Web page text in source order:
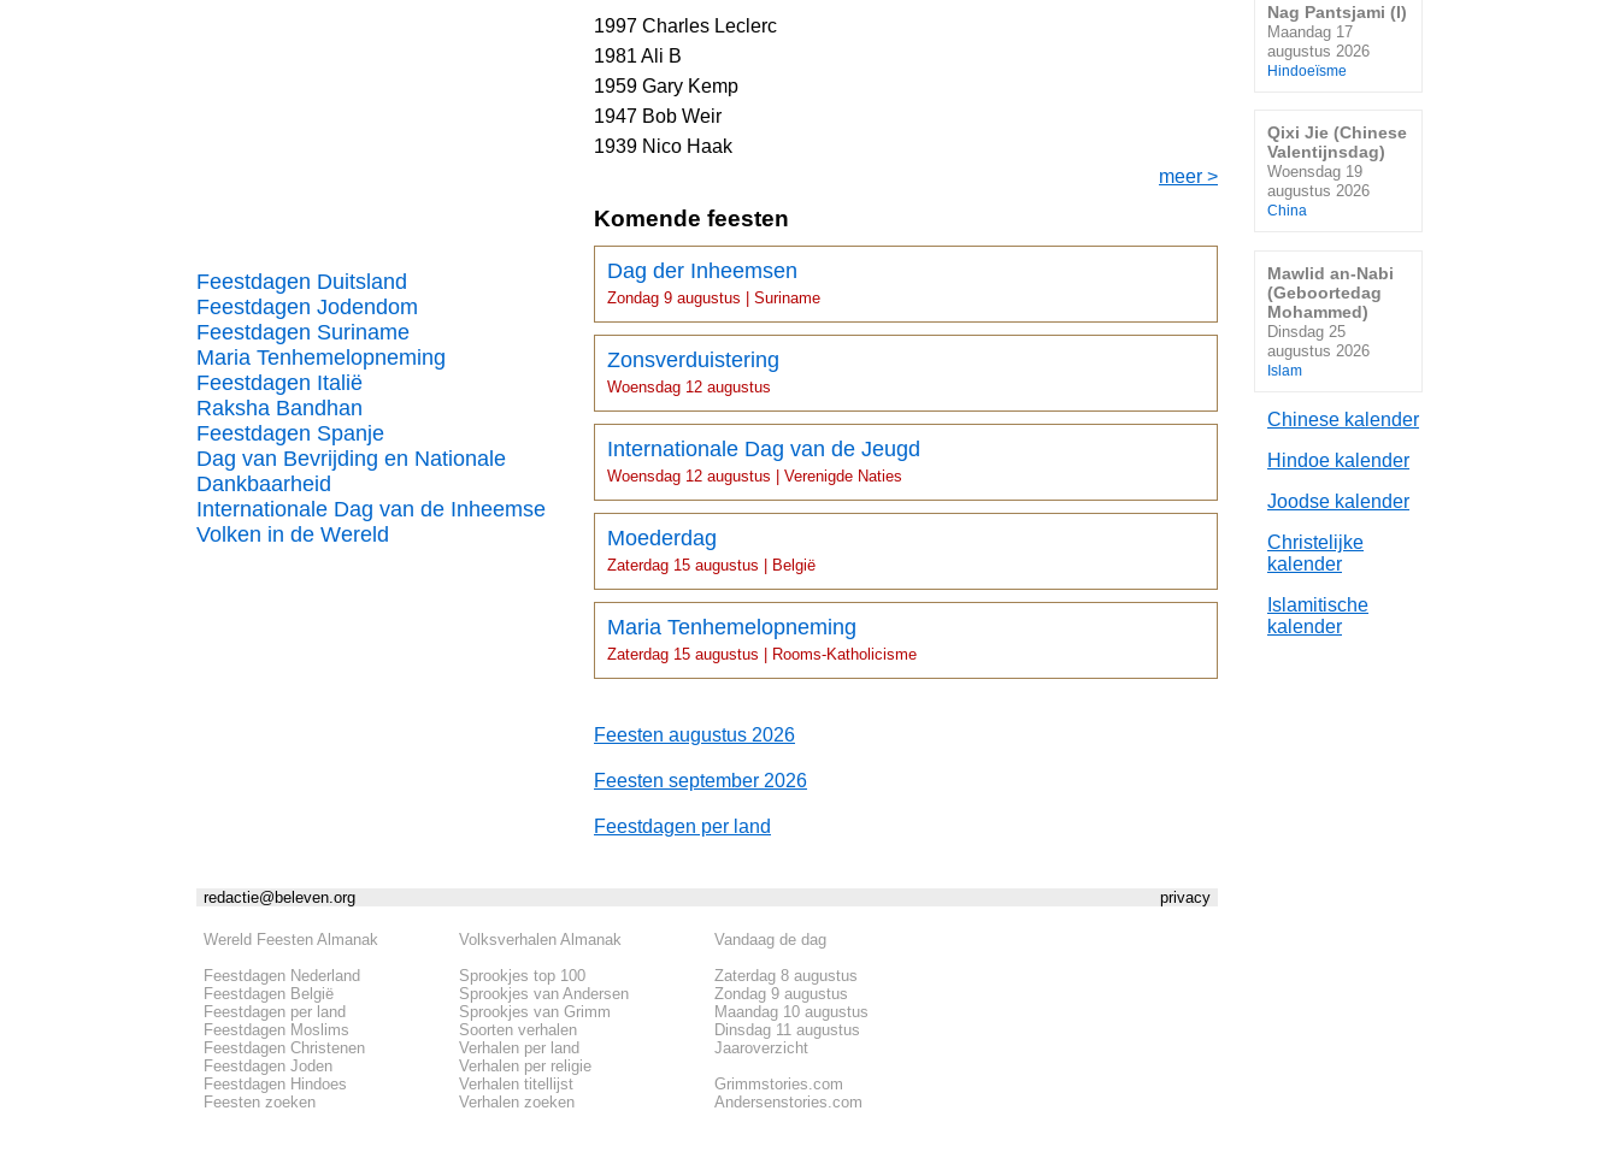
Feestdagen Duitsland
Feestdagen Jodendom
Feestdagen Suriname
Maria Tenhemelopneming
Feestdagen Italië
Raksha Bandhan
Feestdagen Spanje
Dag van Bevrijding en Nationale
Dankbaarheid
Internationale Dag van de Inheemse
Volken in de Wereld
1997 Charles Leclerc
1981 Ali B
1959 Gary Kemp
1947 Bob Weir
1939 Nico Haak
meer >
Komende feesten
Dag der Inheemsen
Zondag 9 augustus | Suriname
Zonsverduistering
Woensdag 12 augustus
Internationale Dag van de Jeugd
Woensdag 12 augustus | Verenigde Naties
Moederdag
Zaterdag 15 augustus | België
Maria Tenhemelopneming
Zaterdag 15 augustus | Rooms-Katholicisme
Feesten augustus 2026
Feesten september 2026
Feestdagen per land
privacy
redactie@beleven.org
Wereld Feesten Almanak
Feestdagen Nederland
Feestdagen België
Feestdagen per land
Feestdagen Moslims
Feestdagen Christenen
Feestdagen Joden
Feestdagen Hindoes
Feesten zoeken
Volksverhalen Almanak
Sprookjes top 100
Sprookjes van Andersen
Sprookjes van Grimm
Soorten verhalen
Verhalen per land
Verhalen per religie
Verhalen titellijst
Verhalen zoeken
Vandaag de dag
Zaterdag 8 augustus
Zondag 9 augustus
Maandag 10 augustus
Dinsdag 11 augustus
Jaaroverzicht
Grimmstories.com
Andersenstories.com
Nag Pantsjami (I)
Maandag 17
augustus 2026
Hindoeïsme
Qixi Jie (Chinese
Valentijnsdag)
Woensdag 19
augustus 2026
China
Mawlid an-Nabi
(Geboortedag
Mohammed)
Dinsdag 25
augustus 2026
Islam
Chinese kalender
Hindoe kalender
Joodse kalender
Christelijke
kalender
Islamitische
kalender